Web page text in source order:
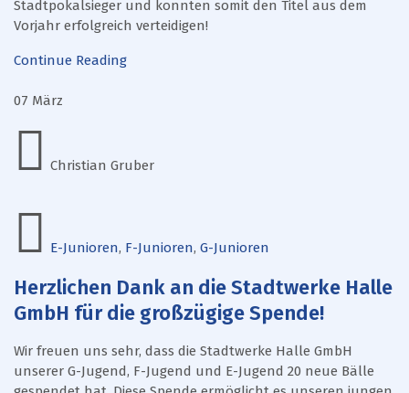
Stadtpokalsieger und konnten somit den Titel aus dem
Vorjahr erfolgreich verteidigen!
Continue Reading
07 März
Christian Gruber
E-Junioren, F-Junioren, G-Junioren
Herzlichen Dank an die Stadtwerke Halle
GmbH für die großzügige Spende!
Wir freuen uns sehr, dass die Stadtwerke Halle GmbH
unserer G-Jugend, F-Jugend und E-Jugend 20 neue Bälle